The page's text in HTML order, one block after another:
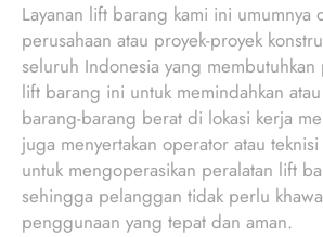
Layanan lift barang kami ini umumnya
perusahaan atau proyek-proyek
seluruh Indonesia yang
lift barang ini untuk memindahkan
barang-barang berat di lokasi kerja
juga menyertakan operator atau
untuk mengoperasikan peralatan lift
sehingga pelanggan tidak perlu
penggunaan yang tepat dan aman.